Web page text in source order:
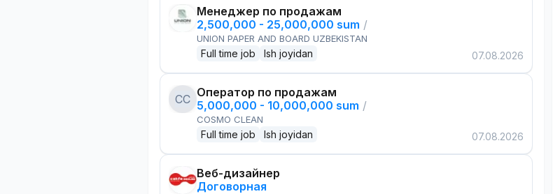
Менеджер по продажам
2,500,000 - 25,000,000 sum /
UNION PAPER AND BOARD UZBEKISTAN
Full time job Ish joyidan 07.08.2026
CC Оператор по продажам
5,000,000 - 10,000,000 sum /
COSMO CLEAN
Full time job Ish joyidan 07.08.2026
Веб-дизайнер
Договорная